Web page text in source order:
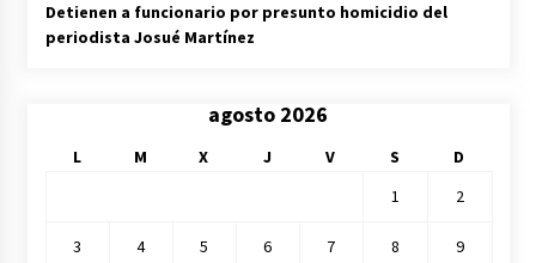
Detienen a funcionario por presunto homicidio del
periodista Josué Martínez
agosto 2026
L M X J V S
D
1
2
3 4 5 6 7 8 9